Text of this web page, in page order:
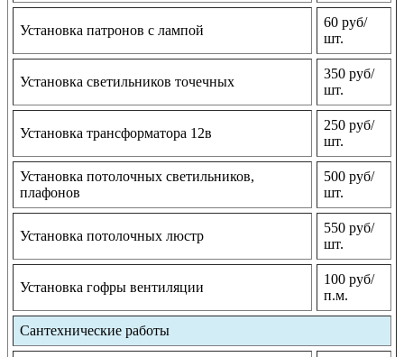
Установка патронов с лампой
60 руб/
шт.
Установка светильников точечных
350 руб/
шт.
Установка трансформатора 12в
250 руб/
шт.
Установка потолочных светильников,
плафонов
500 руб/
шт.
Установка потолочных люстр
550 руб/
шт.
Установка гофры вентиляции
100 руб/
п.м.
Сантехнические работы